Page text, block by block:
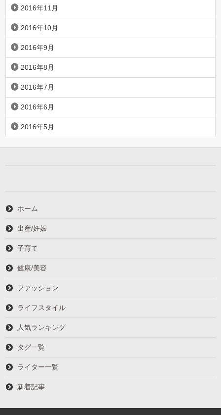
2016年11月
2016年10月
2016年9月
2016年8月
2016年7月
2016年6月
2016年5月
ホーム
出産/妊娠
子育て
健康/美容
ファッション
ライフスタイル
人気ランキング
タグ一覧
ライター一覧
新着記事